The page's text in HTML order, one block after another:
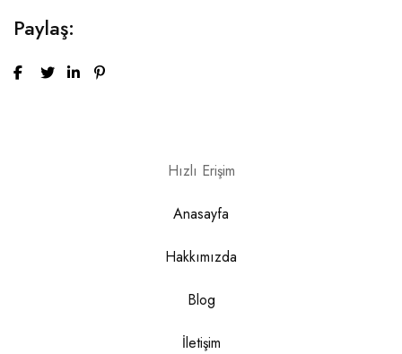
Paylaş:
Hızlı Erişim
Anasayfa
Hakkımızda
Blog
İletişim